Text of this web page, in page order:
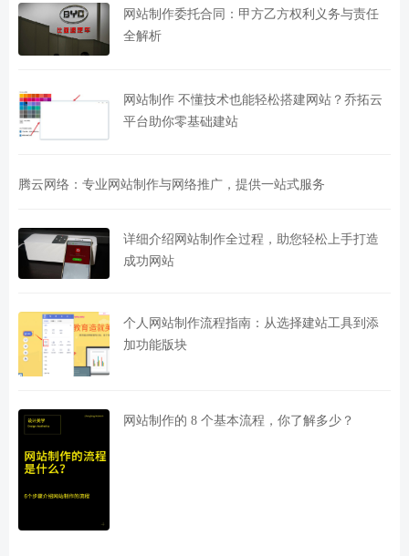
网站制作委托合同：甲方乙方权利义务与责任
全解析
网站制作 不懂技术也能轻松搭建网站？乔拓云
平台助你零基础建站
腾云网络：专业网站制作与网络推广，提供一站式服务
详细介绍网站制作全过程，助您轻松上手打造
成功网站
个人网站制作流程指南：从选择建站工具到添
加功能版块
网站制作的 8 个基本流程，你了解多少？